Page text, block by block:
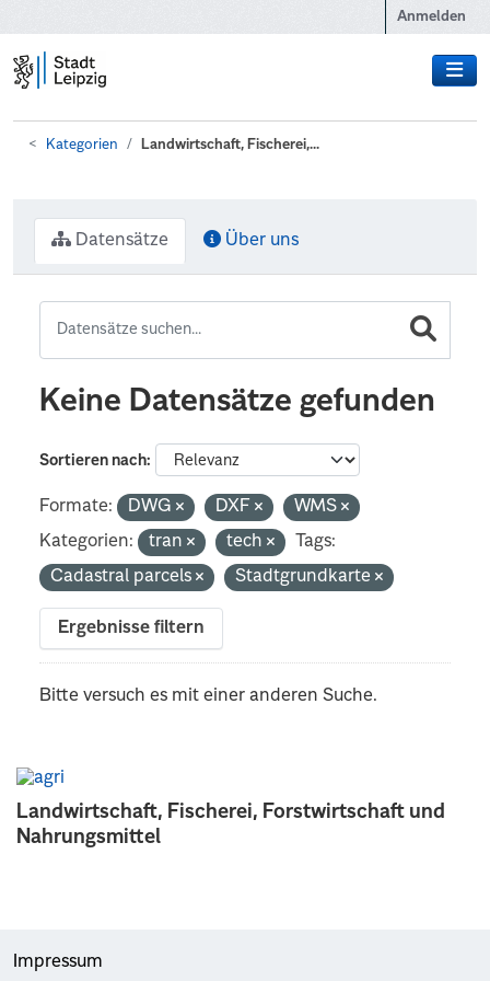
Anmelden
Kategorien Landwirtschaft, Fischerei,...
Landwirtschaft, Fischerei, Forstwirtschaft und
Nahrungsmittel
Datensätze Über uns
Keine Datensätze gefunden
Sortieren nach
Formate: DWG DXF
WMS
Kategorien:
tran tech
Tags:
Cadastral parcels
Stadtgrundkarte
Ergebnisse filtern
Bitte versuch es mit einer anderen Suche.
Impressum